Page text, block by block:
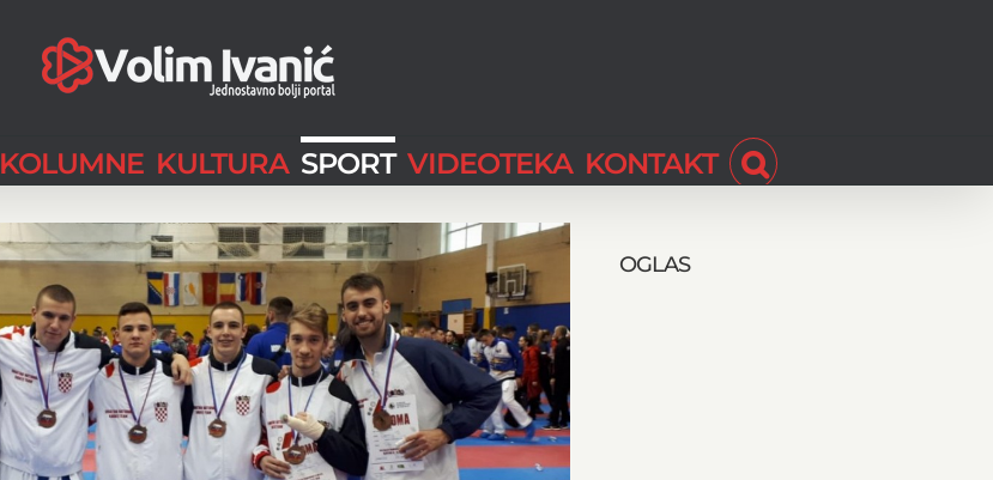
KOLUMNE KULTURA SPORT VIDEOTEKA KONTAKT
OGLAS